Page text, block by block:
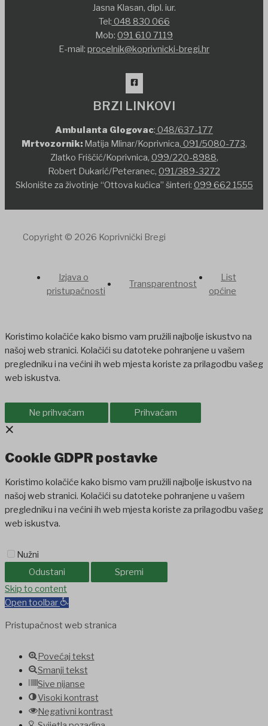
Jasna Klasan, dipl. iur.
Tel: 048 830 066
Mob: 091 610 7119
E-mail: procelnik@koprivnicki-bregi.hr
BRZI LINKOVI
Ambulanta Glogovac: 048/637-177
Mrtvozornik:Matija Mlinar/Koprivnica, 091/5080-773,
Zlatko Friščić/Koprivnica, 099/220-8988,
Robert Dukarić/Peteranec, 091/389-3272
Sklonište za životinje “Ottova kućica” šinteri: 099 662 1555
Copyright © 2026 Koprivnički Bregi
Izjava o
pristupačnosti
Transparentnost
List
općine
Koristimo kolačiće kako bismo vam pružili najbolje iskustvo na
našoj web stranici. Kolačići su datoteke pohranjene u vašem
pregledniku i na većini ih web mjesta koriste za prilagodbu vašeg
web iskustva.
Ne prihvaćam Prihvaćam
×
Cookie GDPR postavke
Koristimo kolačiće kako bismo vam pružili najbolje iskustvo na
našoj web stranici. Kolačići su datoteke pohranjene u vašem
pregledniku i na većini ih web mjesta koriste za prilagodbu vašeg
web iskustva.
Nužni
Odustani
Spremi
jojobetholiganbet
Skip to content
Open toolbar
Pristupačnost web stranica
Povećaj tekst
Smanji tekst
Sive nijanse
Visoki kontrast
Negativni kontrast